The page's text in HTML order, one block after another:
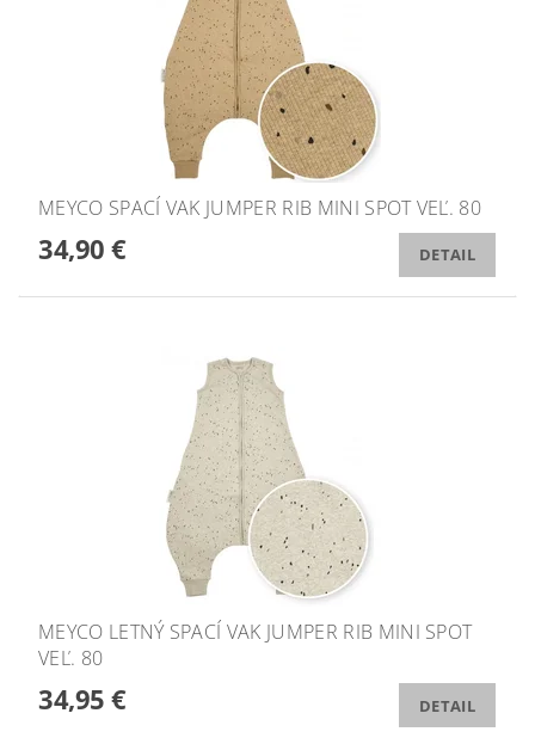
MEYCO SPACÍ VAK JUMPER RIB MINI SPOT VEĽ. 80
34,90 € DETAIL
MEYCO LETNÝ SPACÍ VAK JUMPER RIB MINI SPOT
VEĽ. 80
34,95 € DETAIL